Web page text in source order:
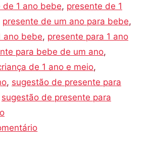
de 1 ano bebe, presente de 1
presente de um ano para bebe,
ano bebe, presente para 1 ano
para bebe de um ano,
de 1 ano e meio,
, sugestão de presente para
sugestão de presente para